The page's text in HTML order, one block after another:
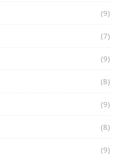
(9)
(7)
(9)
(8)
(9)
(8)
(9)